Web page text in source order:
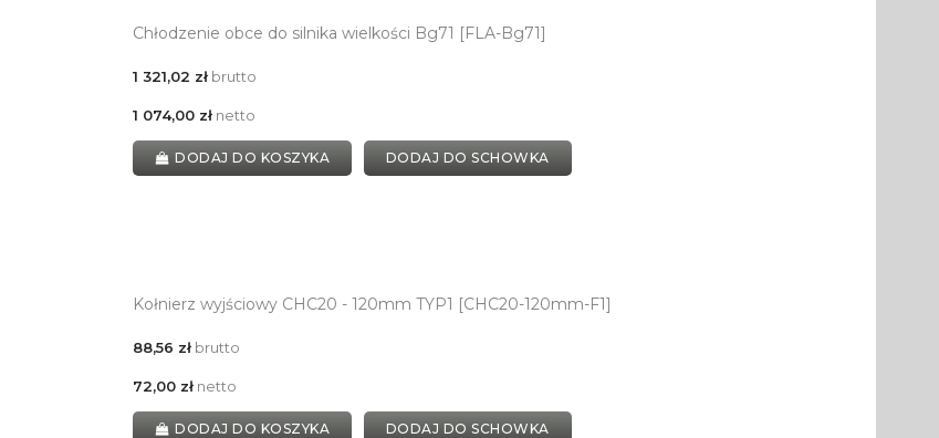
Chłodzenie obce do silnika wielkości Bg71 [FLA-Bg71]
1 321,02 złbrutto
1 074,00 złnetto
DODAJ DO KOSZYKA DODAJ DO SCHOWKA
Kołnierz wyjściowy CHC20 - 120mm TYP1 [CHC20-120mm-F1]
88,56 złbrutto
72,00 złnetto
DODAJ DO KOSZYKA DODAJ DO SCHOWKA